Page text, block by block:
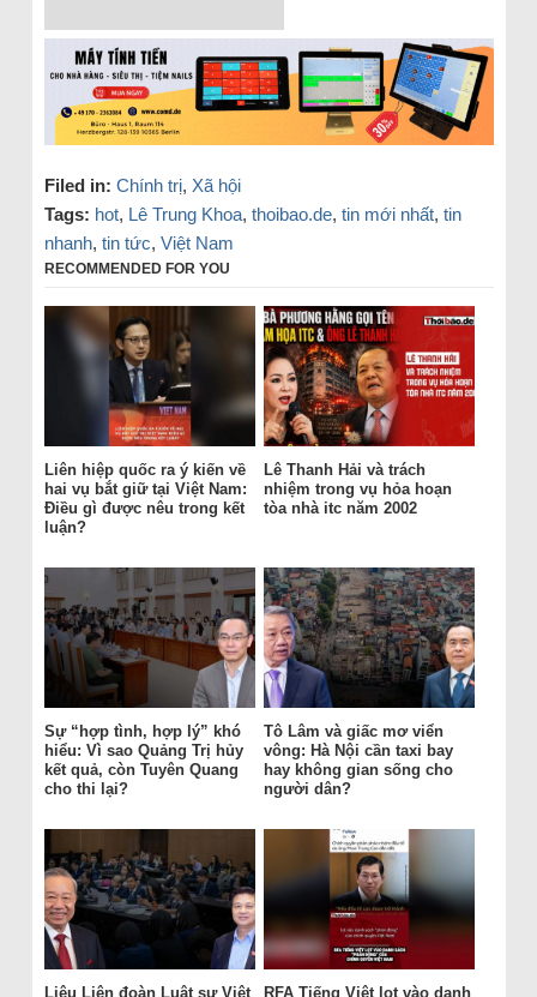
Filed in: Chính trị, Xã hội
Tags: hot, Lê Trung Khoa, thoibao.de, tin mới nhất, tin
nhanh, tin tức, Việt Nam
RECOMMENDED FOR YOU
Liên hiệp quốc ra ý kiến về
hai vụ bắt giữ tại Việt Nam:
Điều gì được nêu trong kết
luận?
Lê Thanh Hải và trách
nhiệm trong vụ hỏa hoạn
tòa nhà itc năm 2002
Sự “hợp tình, hợp lý” khó
hiểu: Vì sao Quảng Trị hủy
kết quả, còn Tuyên Quang
cho thi lại?
Tô Lâm và giấc mơ viển
vông: Hà Nội cần taxi bay
hay không gian sống cho
người dân?
Liệu Liên đoàn Luật sư Việt RFA Tiếng Việt lọt vào danh